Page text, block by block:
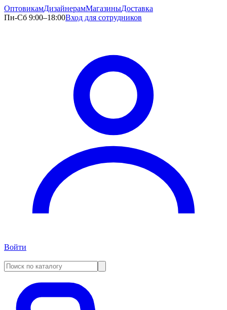
ОптовикамДизайнерамМагазиныДоставка
Пн-Сб 9:00–18:00Вход для сотрудников
Войти